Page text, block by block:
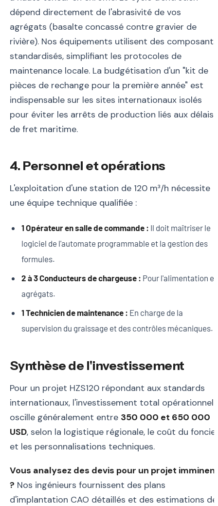
dépend directement de l'abrasivité de vos
agrégats (basalte concassé contre gravier de
rivière). Nos équipements utilisent des composants
standardisés, simplifiant les protocoles de
maintenance locale. La budgétisation d'un "kit de
pièces de rechange pour la première année" est
indispensable sur les sites internationaux isolés
pour éviter les arrêts de production liés aux délais
de fret maritime.
4. Personnel et opérations
L'exploitation d'une station de 120 m³/h nécessite
une équipe technique qualifiée :
1 Opérateur en salle de commande : Il doit maîtriser le
logiciel de l'automate programmable et la gestion des
formules.
2 à 3 Conducteurs de chargeuse : Pour l'alimentation en
agrégats.
1 Technicien de maintenance : En charge de la
supervision du graissage et des contrôles mécaniques.
Synthèse de l'investissement
Pour un projet HZS120 répondant aux standards
internationaux, l'investissement total opérationnel
oscille généralement entre 350 000 et 650 000
USD, selon la logistique régionale, le coût du
et les personnalisations techniques.
Vous analysez des devis pour un projet
? Nos ingénieurs fournissent des plans
d'implantation CAO détaillés et des estimations de